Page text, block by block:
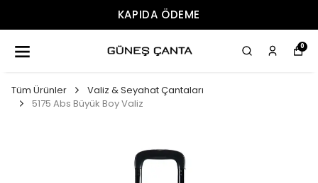
0
Tüm Ürünler
Valiz & Seyahat Çantaları
5175 Abs Büyük Boy Valiz